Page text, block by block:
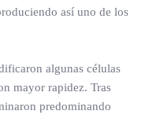
así uno de los
algunas células
mayor rapidez. Tras
predominando